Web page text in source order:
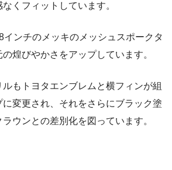
くフィットしています。
インチのメッキのメッシュスポークタ
煌びやかさをアップしています。
もトヨタエンブレムと横フィンが組
変更され、それをさらにブラック塗
ウンとの差別化を図っています。